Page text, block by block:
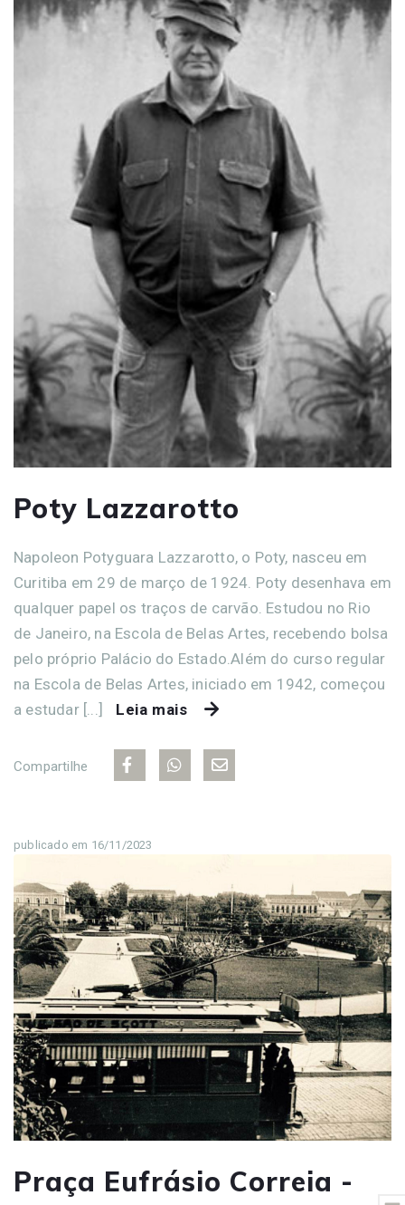
Poty Lazzarotto
Napoleon Potyguara Lazzarotto, o Poty, nasceu em
Curitiba em 29 de março de 1924. Poty desenhava em
qualquer papel os traços de carvão. Estudou no Rio
de Janeiro, na Escola de Belas Artes, recebendo bolsa
pelo próprio Palácio do Estado.Além do curso regular
na Escola de Belas Artes, iniciado em 1942, começou
a estudar [...]
Leia mais
Compartilhe
publicado em 16/11/2023
Praça Eufrásio Correia -